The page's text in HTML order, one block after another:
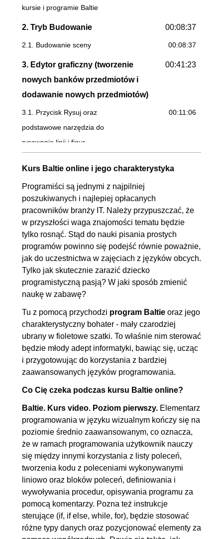
kursie i programie Baltie
2. Tryb Budowanie 00:08:37
2.1. Budowanie sceny 00:08:37
3. Edytor graficzny (tworzenie
nowych banków przedmiotów i
dodawanie nowych przedmiotów)
00:41:23
3.1. Przycisk Rysuj oraz
podstawowe narzędzia do
rysowania linii i figur
00:11:06
rysowania: spreje, wypełnienie,
gumki i tekst
3.3. Praca z zaznaczeniami
3.4. Narzędzia ułatwiające
pracę z pojedynczymi
przedmiotami
4. Tryb Czarowanie
4.1. Wyczarowywanie sceny
OGLĄDAJ »
5. Tryb Programowanie 01:25:58
5.1. Pierwszy program -
poruszanie Baltiem. Polecenia i
zasady pisania kodu
00:11:35
5.3. Sterowanie tempem
wykonywania programu
5.4. Wyświetlenie sceny w
programie i wyczyszczenie
ekranu
00:11:37
5.5. Czytelność programu: bloki
00:12:20
5.6. Pomocnik Baltiego
5.7. Korzystanie z edytora
graficznego w toku programu
00:12:01
Kurs Baltie online i jego charakterystyka
Programiści są jednymi z najpilniej
poszukiwanych i najlepiej opłacanych
pracowników branży IT. Należy przypuszczać, że
w przyszłości waga znajomości tematu będzie
tylko rosnąć. Stąd do nauki pisania prostych
programów powinno się podejść równie poważnie,
jak do uczestnictwa w zajęciach z języków obcych.
Tylko jak skutecznie zarazić dziecko
programistyczną pasją? W jaki sposób zmienić
naukę w zabawę?
Tu z pomocą przychodzi program Baltie oraz jego
charakterystyczny bohater - mały czarodziej
ubrany w fioletowe szatki. To właśnie nim sterować
będzie młody adept informatyki, bawiąc się, ucząc
i przygotowując do korzystania z bardziej
zaawansowanych języków programowania.
Co Cię czeka podczas kursu Baltie online?
Baltie. Kurs video. Poziom pierwszy. Elementarz
programowania w języku wizualnym kończy się na
poziomie średnio zaawansowanym, co oznacza,
że w ramach programowania użytkownik nauczy
się między innymi korzystania z listy poleceń,
tworzenia kodu z poleceniami wykonywanymi
liniowo oraz bloków poleceń, definiowania i
wywoływania procedur, opisywania programu za
pomocą komentarzy. Pozna też instrukcje
sterujące (if, if else, while, for), będzie stosować
różne typy danych oraz pozycjonować elementy za